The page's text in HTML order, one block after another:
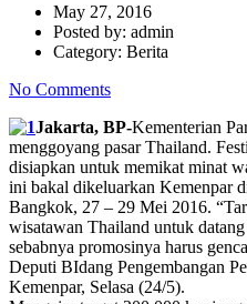
May 27, 2016
Posted by: admin
Category: Berita
No Comments
Jakarta, BP-Kementerian
menggoyang pasar Thailand.
disiapkan untuk memikat minat
ini bakal dikeluarkan Kemenpar
Bangkok, 27 – 29 Mei 2016.
wisatawan Thailand untuk
sebabnya promosinya harus
Deputi BIdang Pengembangan
Kemenpar, Selasa (24/5).